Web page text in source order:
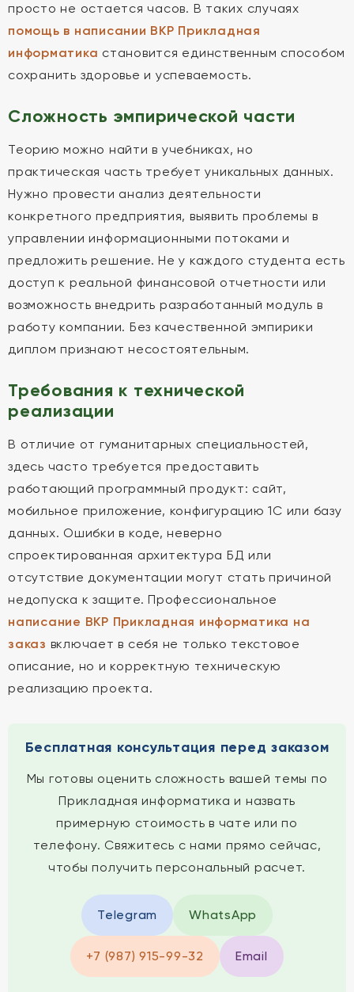
просто не остается часов. В таких случаях
помощь в написании ВКР Прикладная
информатика становится единственным способом
сохранить здоровье и успеваемость.
Сложность эмпирической части
Теорию можно найти в учебниках, но
практическая часть требует уникальных данных.
Нужно провести анализ деятельности
конкретного предприятия, выявить проблемы в
управлении информационными потоками и
предложить решение. Не у каждого студента есть
доступ к реальной финансовой отчетности или
возможность внедрить разработанный модуль в
работу компании. Без качественной эмпирики
диплом признают несостоятельным.
Требования к технической
реализации
В отличие от гуманитарных специальностей,
здесь часто требуется предоставить
работающий программный продукт: сайт,
мобильное приложение, конфигурацию 1С или базу
данных. Ошибки в коде, неверно
спроектированная архитектура БД или
отсутствие документации могут стать причиной
недопуска к защите. Профессиональное
написание ВКР Прикладная информатика на
заказ включает в себя не только текстовое
описание, но и корректную техническую
реализацию проекта.
Бесплатная консультация перед заказом
Мы готовы оценить сложность вашей темы по
Прикладная информатика и назвать
примерную стоимость в чате или по
телефону. Свяжитесь с нами прямо сейчас,
чтобы получить персональный расчет.
Telegram WhatsApp
+7 (987) 915-99-32 Email